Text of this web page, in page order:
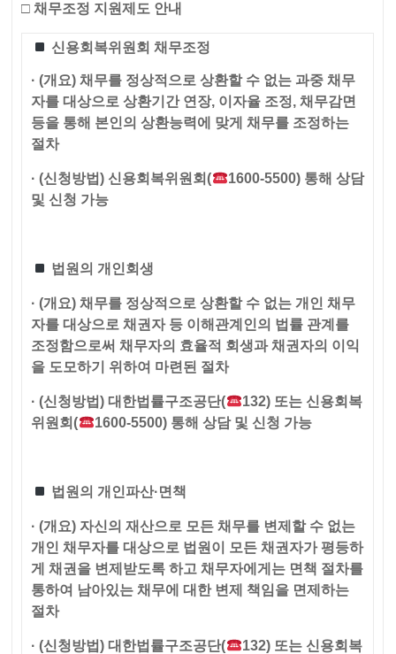
□채무조정 지원제도 안내
신용회복위원회 채무조정
· (개요) 채무를 정상적으로 상환할 수 없는 과중 채무
자를 대상으로 상환기간 연장, 이자율 조정, 채무감면
등을 통해 본인의 상환능력에 맞게 채무를 조정하는
절차
· (신청방법) 신용회복위원회(
1600-5500) 통해 상담
및 신청 가능
법원의 개인회생
· (개요) 채무를 정상적으로 상환할 수 없는 개인 채무
자를 대상으로 채권자 등 이해관계인의 법률 관계를
조정함으로써 채무자의 효율적 회생과 채권자의 이익
을 도모하기 위하여 마련된 절차
· (신청방법) 대한법률구조공단(
132) 또는 신용회복
위원회(
1600-5500) 통해 상담 및 신청 가능
법원의 개인파산·면책
· (개요) 자신의 재산으로 모든 채무를 변제할 수 없는
개인 채무자를 대상으로 법원이 모든 채권자가 평등하
게 채권을 변제받도록 하고 채무자에게는 면책 절차를
통하여 남아있는 채무에 대한 변제 책임을 면제하는
절차
· (신청방법) 대한법률구조공단(
132) 또는 신용회복